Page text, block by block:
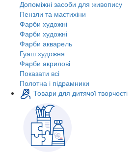
Допоміжні засоби для живопису
Пензли та мастихіни
Фарби художні
Фарби художні
Фарби акварель
Гуаш художня
Фарби акрилові
Показати всі
Полотна і підрамники
Товари для дитячої творчості